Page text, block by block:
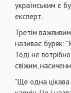
українським є
експерт.
Третім
називає буряк:
Тоді не
свіжим,
"Ще одна цікава